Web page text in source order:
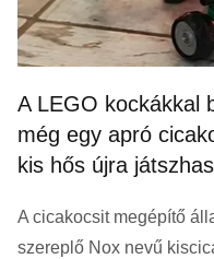
A LEGO kockákkal
még egy apró
kis hős újra
A cicakocsit megépítő
szereplő Nox nevű